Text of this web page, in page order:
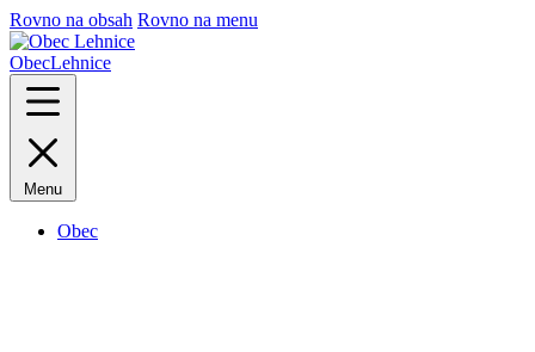
Rovno na obsah Rovno na menu
ObecLehnice
Menu
Obec